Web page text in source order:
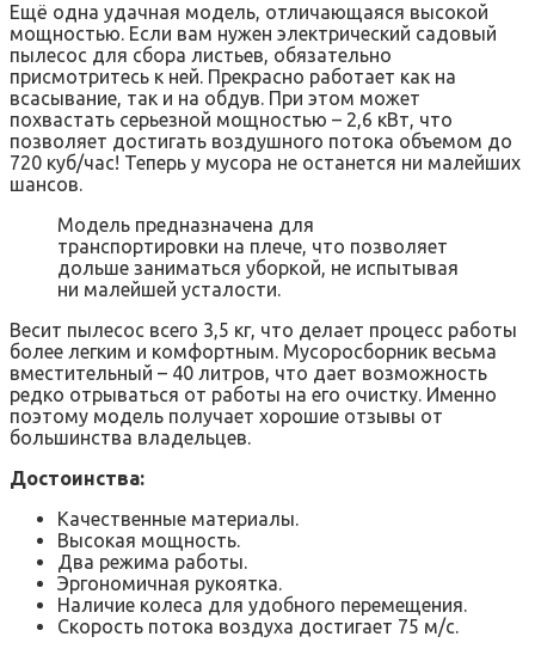
Ещё одна удачная модель, отличающаяся высокой
мощностью. Если вам нужен электрический садовый
пылесос для сбора листьев, обязательно
присмотритесь к ней. Прекрасно работает как на
всасывание, так и на обдув. При этом может
похвастать серьезной мощностью – 2,6 кВт, что
позволяет достигать воздушного потока объемом до
720 куб/час! Теперь у мусора не останется ни малейших
шансов.
Модель предназначена для
транспортировки на плече, что позволяет
дольше заниматься уборкой, не испытывая
ни малейшей усталости.
Весит пылесос всего 3,5 кг, что делает процесс работы
более легким и комфортным. Мусоросборник весьма
вместительный – 40 литров, что дает возможность
редко отрываться от работы на его очистку. Именно
поэтому модель получает хорошие отзывы от
большинства владельцев.
Достоинства:
Качественные материалы.
Высокая мощность.
Два режима работы.
Эргономичная рукоятка.
Наличие колеса для удобного перемещения.
Скорость потока воздуха достигает 75 м/с.